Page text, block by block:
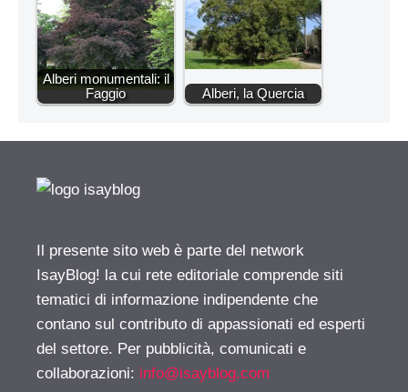
Alberi monumentali: il
Faggio
Alberi, la Quercia
Il presente sito web è parte del network
IsayBlog! la cui rete editoriale comprende siti
tematici di informazione indipendente che
contano sul contributo di appassionati ed esperti
del settore. Per pubblicità, comunicati e
collaborazioni: info@isayblog.com